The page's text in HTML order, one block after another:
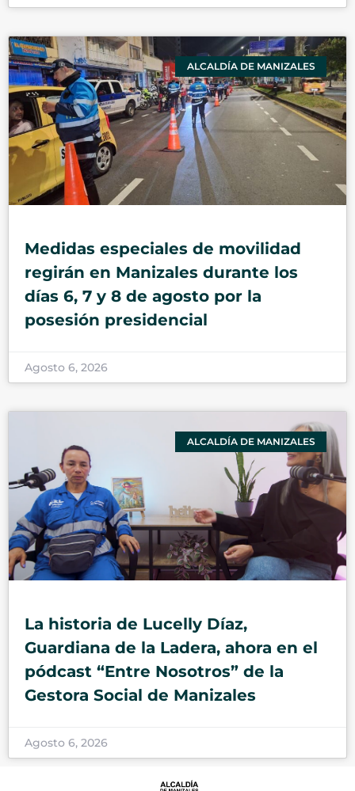
ALCALDÍA DE MANIZALES
Medidas especiales de movilidad
regirán en Manizales durante los
días 6, 7 y 8 de agosto por la
posesión presidencial
Agosto 6, 2026
ALCALDÍA DE MANIZALES
La historia de Lucelly Díaz,
Guardiana de la Ladera, ahora en el
pódcast “Entre Nosotros” de la
Gestora Social de Manizales
Agosto 6, 2026